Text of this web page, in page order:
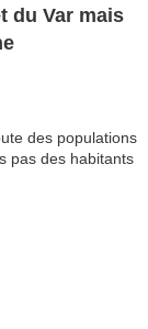
du Var mais